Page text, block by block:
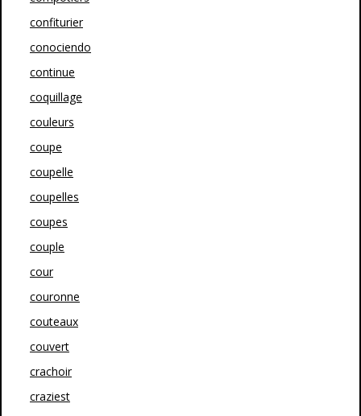
confiturier
conociendo
continue
coquillage
couleurs
coupe
coupelle
coupelles
coupes
couple
cour
couronne
couteaux
couvert
crachoir
craziest